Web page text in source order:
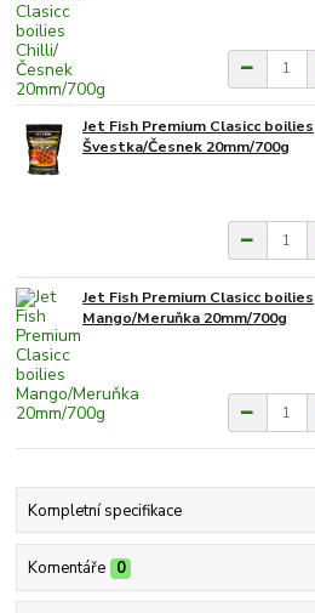
Jet Fish Premium Clasicc boilies
Švestka/Česnek 20mm/700g
Jet Fish Premium Clasicc boilies
Mango/Meruňka 20mm/700g
Kompletní specifikace
Komentáře 0